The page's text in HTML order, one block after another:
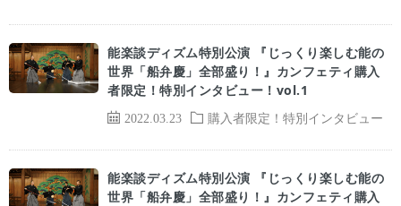
2022.03.23 購入者限定！特別インタビュー
能楽談ディズム特別公演 『じっくり楽しむ能の
世界「船弁慶」全部盛り！』カンフェティ購入
者限定！特別インタビュー！vol.1
能楽談ディズム特別公演 『じっくり楽しむ能の
世界「船弁慶」全部盛り！』カンフェティ購入